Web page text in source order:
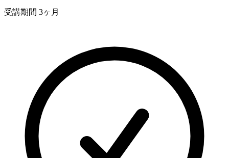
受講期間 3ヶ月